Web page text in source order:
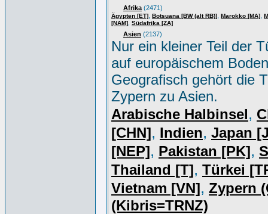
Afrika (2471)
Ägypten [ET] Botsuana [BW (alt RB)] Marokko [MA]
[NAM] Südafrika [ZA]
Asien (2137)
Nur ein kleiner Teil der
auf europäischem
Geografisch gehört die
Zypern zu Asien.
Arabische Halbinsel,
[CHN], Indien, Japan
[NEP], Pakistan [PK],
Thailand [T], Türkei
Vietnam [VN], Zypern
(Kibris=TRNZ)